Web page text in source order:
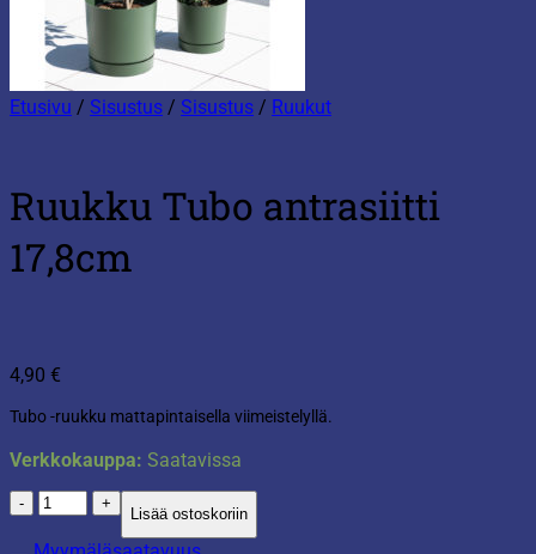
Etusivu / Sisustus / Sisustus / Ruukut
Ruukku Tubo antrasiitti
17,8cm
4,90 €
Tubo -ruukku mattapintaisella viimeistelyllä.
Verkkokauppa: Saatavissa
Ruukku
Tubo
antrasiitti
Lisää ostoskoriin